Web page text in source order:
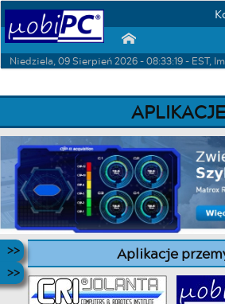
⌂
Niedziela, 09 Sierpień 2026 - 08:33:19 - EST,
APLIKACJE
Aplikacje